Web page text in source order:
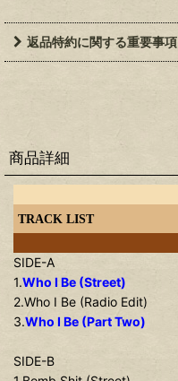
返品特約に関する重要事項
商品詳細
TRACK LIST
SIDE-A
1.Who I Be (Street)
2.Who I Be (Radio Edit)
3.Who I Be (Part Two)
SIDE-B